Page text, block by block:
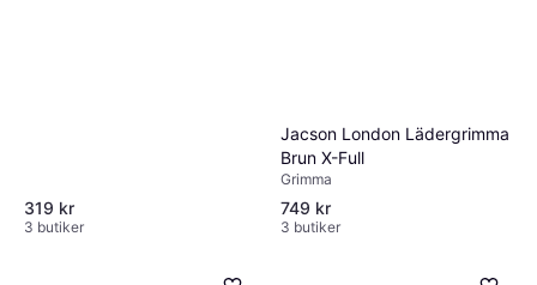
319 kr
3 butiker
Jacson London Lädergrimma
Brun X-Full
Grimma
749 kr
3 butiker